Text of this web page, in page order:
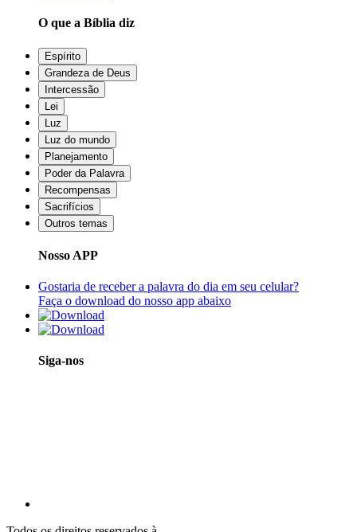
O que a Bíblia diz
Espírito
Grandeza de Deus
Intercessão
Lei
Luz
Luz do mundo
Planejamento
Poder da Palavra
Recompensas
Sacrifícios
Outros temas
Nosso APP
Gostaria de receber a palavra do dia em seu celular?
Faça o download do nosso app abaixo
Siga-nos